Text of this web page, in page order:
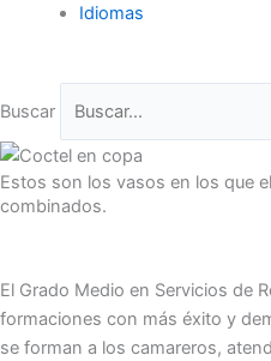
Idiomas
Buscar
Estos son los vasos en los que
combinados.
El Grado Medio en Servicios de
formaciones con más éxito y
se forman a los camareros,